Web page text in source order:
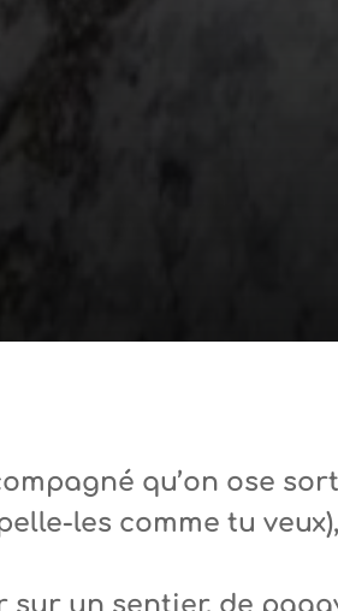
qu’on ose
les comme tu
sur un sentier, de